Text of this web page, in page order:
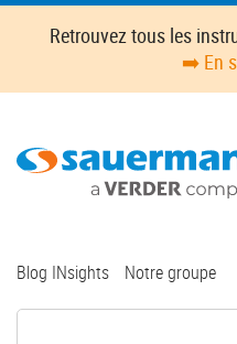
Skip
content
Retrouvez tous les
➡️ En
Top
Blog INsights Notre groupe